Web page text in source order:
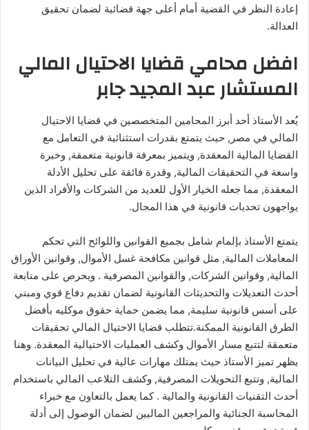
إعادة النظر في القضية أمام أعلى جهة قضائية لضمان تحقيق
العدالة.
افضل محامي قضايا الاحتيال المالي
المستشار عبد المجيد جابر
يُعد الأستاذ أحد أبرز المحامين المتخصصين في قضايا الاحتيال
المالي في مصر, حيث يتمتع بقدرات استثنائية في التعامل مع
القضايا المالية المعقدة, ويتميز بمعرفة قانونية متعمقة, وخبرة
واسعة في التحقيقات المالية, وقدرة فائقة على تحليل الأدلة
المعقدة, مما جعله الخيار الأول للعديد من الشركات والأفراد الذين
يواجهون تحديات قانونية في هذا المجال.
يتمتع الأستاذ بإلمام شامل بجميع القوانين واللوائح التي تحكم
المعاملات المالية, مثل قوانين مكافحة غسل الأموال, وقوانين الأوراق
المالية, وقوانين الشركات, والقوانين المصرفية . ويحرص على متابعة
أحدث التعديلات والتحديثات القانونية لضمان تقديم دفاع قوي ومبني
على أسس قانونية سليمة, مما يضمن حماية حقوق موكليه بأفضل
الطرق القانونية الممكنة.تتطلب قضايا الاحتيال المالي تحقيقات
متعمقة لتتبع مسار الأموال وكشف العمليات الاحتيالية المعقدة. وهنا
يظهر تميز الأستاذ حيث يمتلك مهارات عالية في تحليل البيانات
المالية, وتتبع التحويلات المصرفية, وكشف التلاعب المالي باستخدام
أحدث التقنيات القانونية والمالية . كما يعمل بالتعاون مع خبراء
المحاسبة الجنائية والمراجعين الماليين لضمان الوصول إلى أدلة